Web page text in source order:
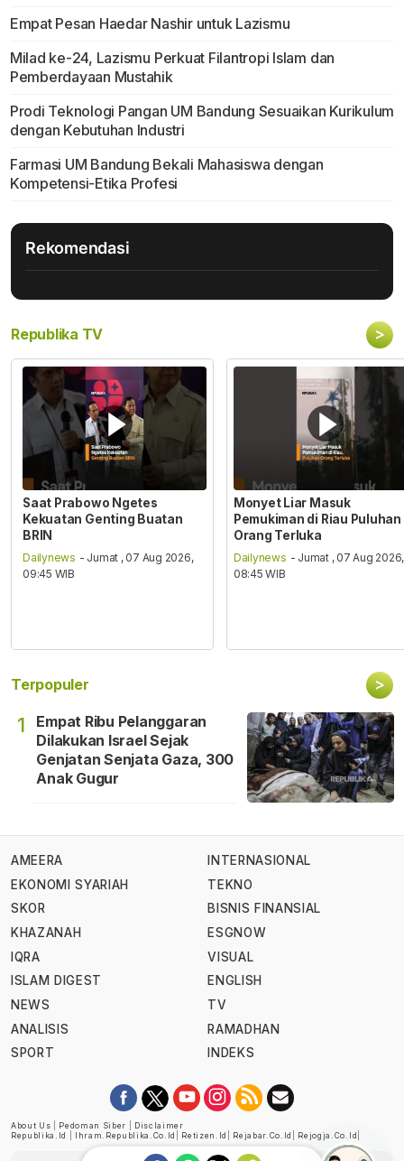
Empat Pesan Haedar Nashir untuk Lazismu
Milad ke-24, Lazismu Perkuat Filantropi Islam dan
Pemberdayaan Mustahik
Prodi Teknologi Pangan UM Bandung Sesuaikan Kurikulum
dengan Kebutuhan Industri
Farmasi UM Bandung Bekali Mahasiswa dengan
Kompetensi-Etika Profesi
Rekomendasi
Republika TV >
Saat Prabowo Ngetes
Kekuatan Genting Buatan
BRIN
Dailynews - Jumat , 07 Aug 2026,
09:45 WIB
Monyet Liar Masuk
Pemukiman di Riau Puluhan
Orang Terluka
Dailynews - Jumat , 07 Aug 2026,
08:45 WIB
Terpopuler >
1
Empat Ribu Pelanggaran
Dilakukan Israel Sejak
Genjatan Senjata Gaza, 300
Anak Gugur
AMEERA
EKONOMI SYARIAH
SKOR
KHAZANAH
IQRA
ISLAM DIGEST
NEWS
ANALISIS
SPORT
INTERNASIONAL
TEKNO
BISNIS FINANSIAL
ESGNOW
VISUAL
ENGLISH
TV
RAMADHAN
INDEKS
About Us Pedoman Siber
Disclaimer
Republika.id
Ihram.republika.co.id Retizen.id Rejabar.co.id Rejogja.co.id